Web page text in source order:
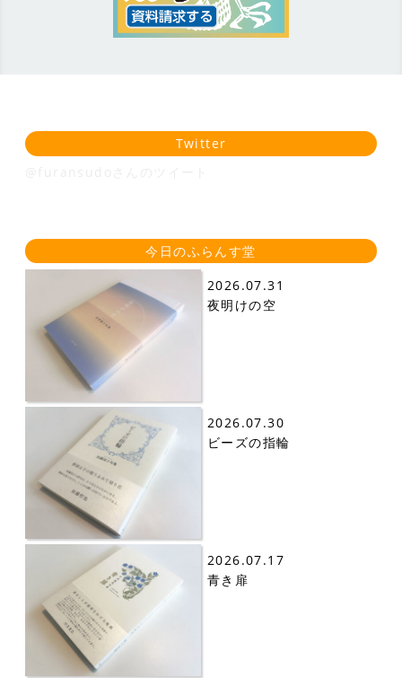
Twitter
今日のふらんす堂
2026.07.31
夜明けの空
2026.07.30
ビーズの指輪
2026.07.17
青き扉